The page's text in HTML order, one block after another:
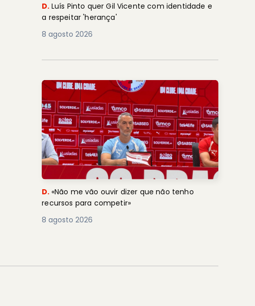
D. Luís Pinto quer Gil Vicente com identidade e
a respeitar 'herança'
8 agosto 2026
D. «Não me vão ouvir dizer que não tenho
recursos para competir»
8 agosto 2026